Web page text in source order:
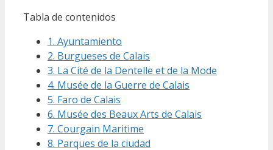
Tabla de contenidos
1. Ayuntamiento
2. Burgueses de Calais
3. La Cité de la Dentelle et de la Mode
4. Musée de la Guerre de Calais
5. Faro de Calais
6. Musée des Beaux Arts de Calais
7. Courgain Maritime
8. Parques de la ciudad